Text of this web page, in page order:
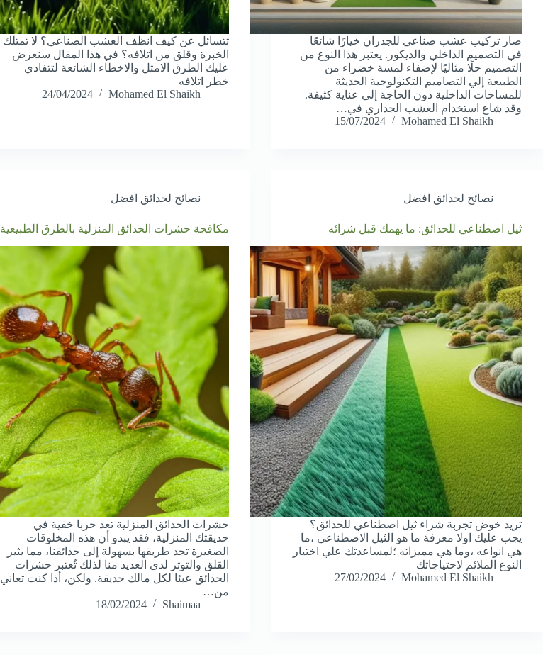
صار تركيب عشب صناعي للجدران خيارًا شائعًا
في التصميم الداخلي والديكور. يعتبر هذا النوع من
التصميم حلًا مثاليًا لإضفاء لمسة خضراء من
الطبيعة إلي التصاميم التكنولوجية الحديثة
للمساحات الداخلية دون الحاجة إلي عناية كثيفة.
وقد شاع استخدام العشب الجداري في…
Mohamed El Shaikh
15/07/2024
تتسائل عن كيف انظف العشب الصناعي؟ لا تمتلك
الخبرة وقلق من اتلافه؟ في هذا المقال سنعرض
عليك الطرق الامثل والاخطاء الشائعة لتتفادي
خطر اتلافه
Mohamed El Shaikh
24/04/2024
نصائح لحدائق افضل
ثيل اصطناعي للحدائق: ما يهمك قبل شرائه
تريد خوض تجربة شراء ثيل اصطناعي للحدائق؟
يجب عليك اولا معرفة ما هو الثيل الاصطناعي ،ما
هي انواعه ،وما هي مميزاته ؛لمساعدتك علي اختيار
النوع الملائم لاحتياجاتك
Mohamed El Shaikh
27/02/2024
نصائح لحدائق افضل
مكافحة حشرات الحدائق المنزلية بالطرق الطبيعية
حشرات الحدائق المنزلية تعد حربا خفية في
حديقتك المنزلية، فقد يبدو أن هذه المخلوقات
الصغيرة تجد طريقها بسهولة إلى حدائقنا، مما يثير
القلق والتوتر لدى العديد منا لذلك تُعتبر حشرات
الحدائق عبئا لكل مالك حديقة. ولكن، أذا كنت تعاني
من…
Shaimaa
18/02/2024